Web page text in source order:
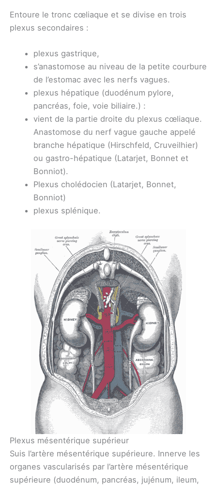
Entoure le tronc cœliaque et se divise en trois
plexus secondaires :
plexus gastrique,
s’anastomose au niveau de la petite courbure
de l’estomac avec les nerfs vagues.
plexus hépatique (duodénum pylore,
pancréas, foie, voie biliaire.) :
vient de la partie droite du plexus cœliaque.
Anastomose du nerf vague gauche appelé
branche hépatique (Hirschfeld, Cruveilhier)
ou gastro-hépatique (Latarjet, Bonnet et
Bonniot).
Plexus cholédocien (Latarjet, Bonnet,
Bonniot)
plexus splénique.
Plexus mésentérique supérieur
Suis l’artère mésentérique supérieure. Innerve les
organes vascularisés par l’artère mésentérique
supérieure (duodénum, pancréas, jujénum, ileum,